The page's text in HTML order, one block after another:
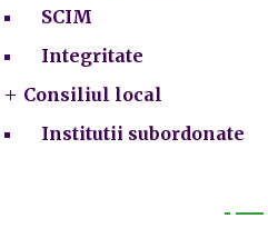
SCIM
Integritate
Consiliul local
Institutii subordonate